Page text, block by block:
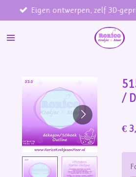
direct
naar
Eigen ontwerpen, zelf 3D-
/
€